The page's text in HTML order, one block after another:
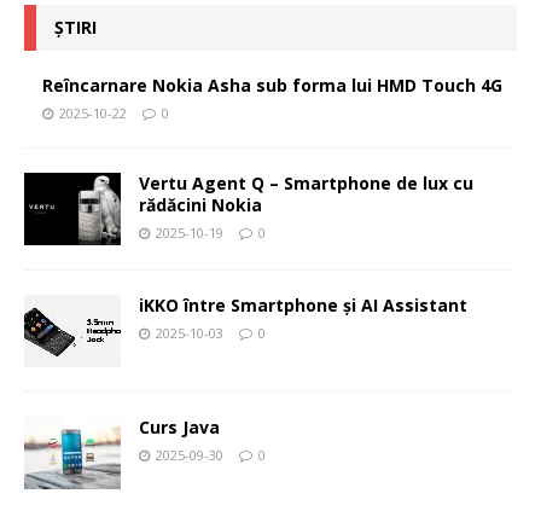
ȘTIRI
Reîncarnare Nokia Asha sub forma lui HMD Touch 4G
2025-10-22 0
Vertu Agent Q – Smartphone de lux cu
rădăcini Nokia
2025-10-19 0
iKKO între Smartphone și AI Assistant
2025-10-03 0
Curs Java
2025-09-30 0